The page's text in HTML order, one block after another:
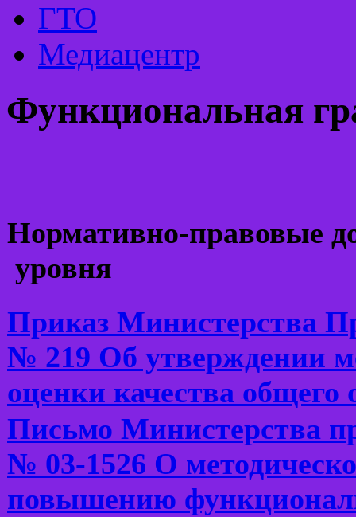
ГТО
Медиацентр
Функциональная
Нормативно-правовые
уровня
Приказ Министерства
№ 219 Об утверждении
оценки качества
Письмо Министерства
№ 03-1526 О
повышению